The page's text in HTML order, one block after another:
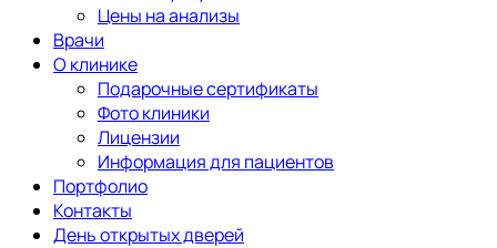
Цены на анализы
Врачи
О клинике
Подарочные сертификаты
Фото клиники
Лицензии
Информация для пациентов
Портфолио
Контакты
День открытых дверей